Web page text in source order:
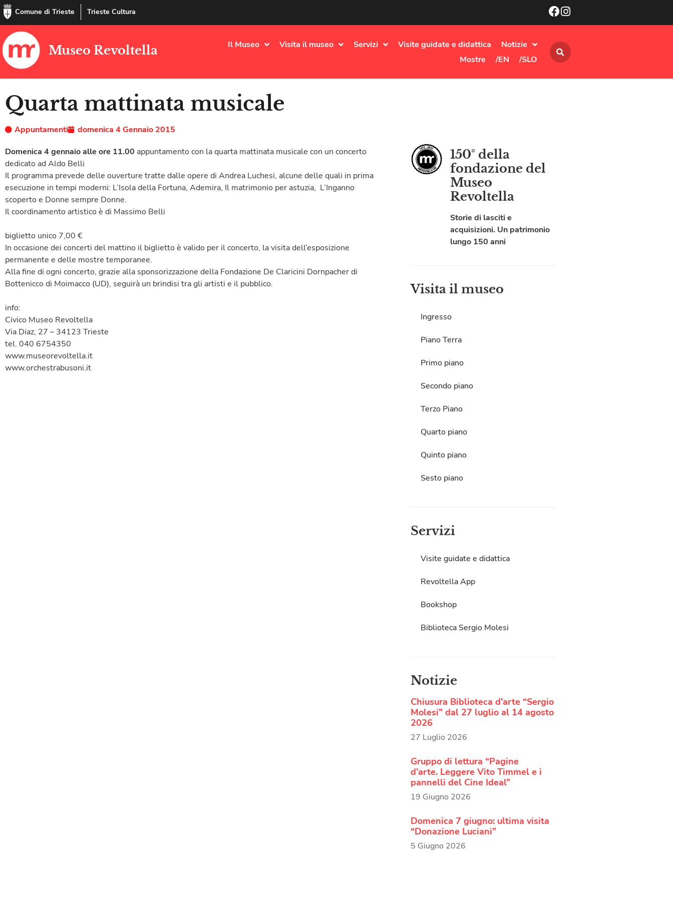
Comune di Trieste Trieste Cultura
Museo Revoltella Il Museo Visita il museo Servizi Visite guidate e didattica
Notizie
Mostre
/EN /SLO
Quarta mattinata musicale
Appuntamenti
domenica 4 Gennaio 2015
Domenica 4 gennaio alle ore 11.00 appuntamento con la quarta mattinata musicale con un concerto
dedicato ad Aldo Belli
Il programma prevede delle ouverture tratte dalle opere di Andrea Luchesi, alcune delle quali in prima
esecuzione in tempi moderni: L’Isola della Fortuna, Ademira, Il matrimonio per astuzia, L’Inganno
scoperto e Donne sempre Donne.
Il coordinamento artistico è di Massimo Belli
biglietto unico 7,00 €
In occasione dei concerti del mattino il biglietto è valido per il concerto, la visita dell’esposizione
permanente e delle mostre temporanee.
Alla fine di ogni concerto, grazie alla sponsorizzazione della Fondazione De Claricini Dornpacher di
Bottenicco di Moimacco (UD), seguirà un brindisi tra gli artisti e il pubblico.
info:
Civico Museo Revoltella
Via Diaz, 27 – 34123 Trieste
tel. 040 6754350
www.museorevoltella.it
www.orchestrabusoni.it
150° della
fondazione del
Museo
Revoltella
Storie di lasciti e
acquisizioni. Un patrimonio
lungo 150 anni
Visita il museo
Ingresso
Piano Terra
Primo piano
Secondo piano
Terzo Piano
Quarto piano
Quinto piano
Sesto piano
Servizi
Visite guidate e didattica
Revoltella App
Bookshop
Biblioteca Sergio Molesi
Notizie
Chiusura Biblioteca d’arte “Sergio
Molesi” dal 27 luglio al 14 agosto
2026
27 Luglio 2026
Gruppo di lettura “Pagine
d’arte. Leggere Vito Timmel e i
pannelli del Cine Ideal”
19 Giugno 2026
Domenica 7 giugno: ultima visita
“Donazione Luciani”
5 Giugno 2026